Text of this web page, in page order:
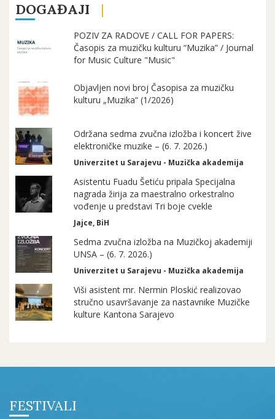
DOGAĐAJI
POZIV ZA RADOVE / CALL FOR PAPERS:
Časopis za muzičku kulturu “Muzika” / Journal
for Music Culture "Music"
Objavljen novi broj Časopisa za muzičku
kulturu „Muzika“ (1/2026)
Održana sedma zvučna izložba i koncert žive
elektroničke muzike – (6. 7. 2026.)
Univerzitet u Sarajevu - Muzička akademija
Asistentu Fuadu Šetiću pripala Specijalna
nagrada žirija za maestralno orkestralno
vođenje u predstavi Tri boje cvekle
Jajce, BiH
Sedma zvučna izložba na Muzičkoj akademiji
UNSA – (6. 7. 2026.)
Univerzitet u Sarajevu - Muzička akademija
Viši asistent mr. Nermin Ploskić realizovao
stručno usavršavanje za nastavnike Muzičke
kulture Kantona Sarajevo
FESTIVALI